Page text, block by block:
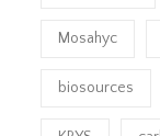
Mosahyc
biosources